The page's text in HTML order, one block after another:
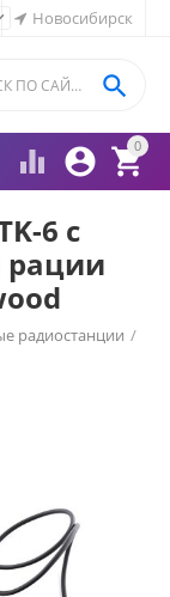
Новосибирск
0




6 с
рации
радиостанции /